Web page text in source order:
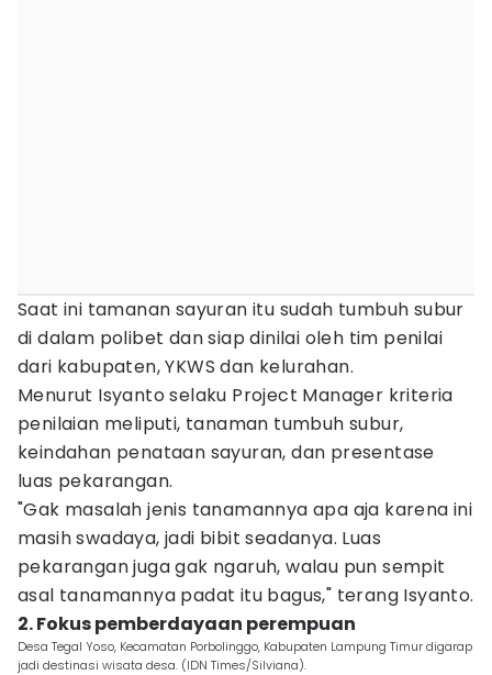
Saat ini tamanan sayuran itu sudah tumbuh subur
di dalam polibet dan siap dinilai oleh tim penilai
dari kabupaten, YKWS dan kelurahan.
Menurut Isyanto selaku Project Manager kriteria
penilaian meliputi, tanaman tumbuh subur,
keindahan penataan sayuran, dan presentase
luas pekarangan.
"Gak masalah jenis tanamannya apa aja karena ini
masih swadaya, jadi bibit seadanya. Luas
pekarangan juga gak ngaruh, walau pun sempit
asal tanamannya padat itu bagus," terang Isyanto.
2. Fokus pemberdayaan perempuan
Desa Tegal Yoso, Kecamatan Porbolinggo, Kabupaten Lampung Timur digarap
jadi destinasi wisata desa. (IDN Times/Silviana).